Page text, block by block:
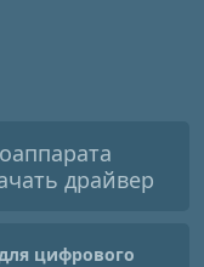
драйвер
цифрового